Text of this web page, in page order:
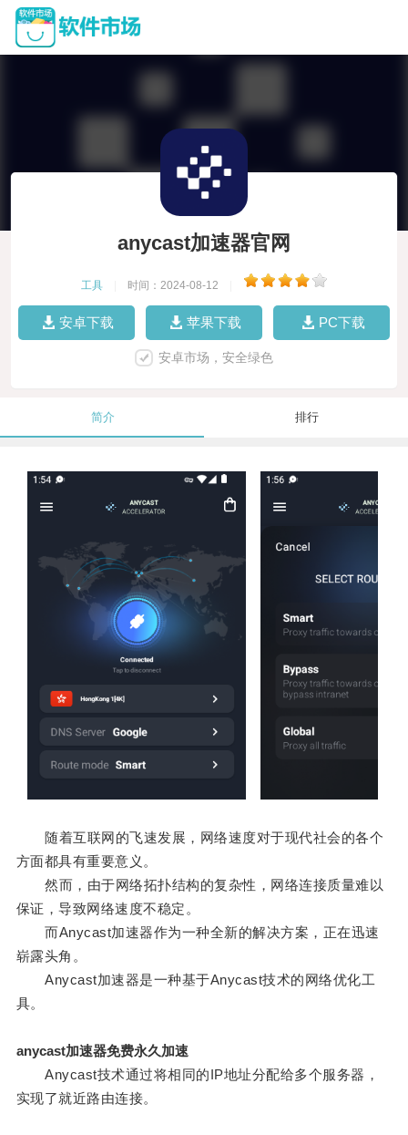
anycast加速器官网
工具 时间：2024-08-12
安卓下载 苹果下载 PC下载
安卓市场，安全绿色
简介 排行
随着互联网的飞速发展，网络速度对于现代社会的各个
方面都具有重要意义。
然而，由于网络拓扑结构的复杂性，网络连接质量难以
保证，导致网络速度不稳定。
而Anycast加速器作为一种全新的解决方案，正在迅速
崭露头角。
Anycast加速器是一种基于Anycast技术的网络优化工
具。
anycast加速器免费永久加速
Anycast技术通过将相同的IP地址分配给多个服务器，
实现了就近路由连接。